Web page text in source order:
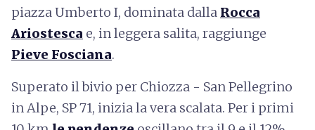
piazza Umberto I, dominata dalla Rocca
Ariostesca e, in leggera salita, raggiunge
Pieve Fosciana.
Superato il bivio per Chiozza - San Pellegrino
in Alpe, SP 71, inizia la vera scalata. Per i primi